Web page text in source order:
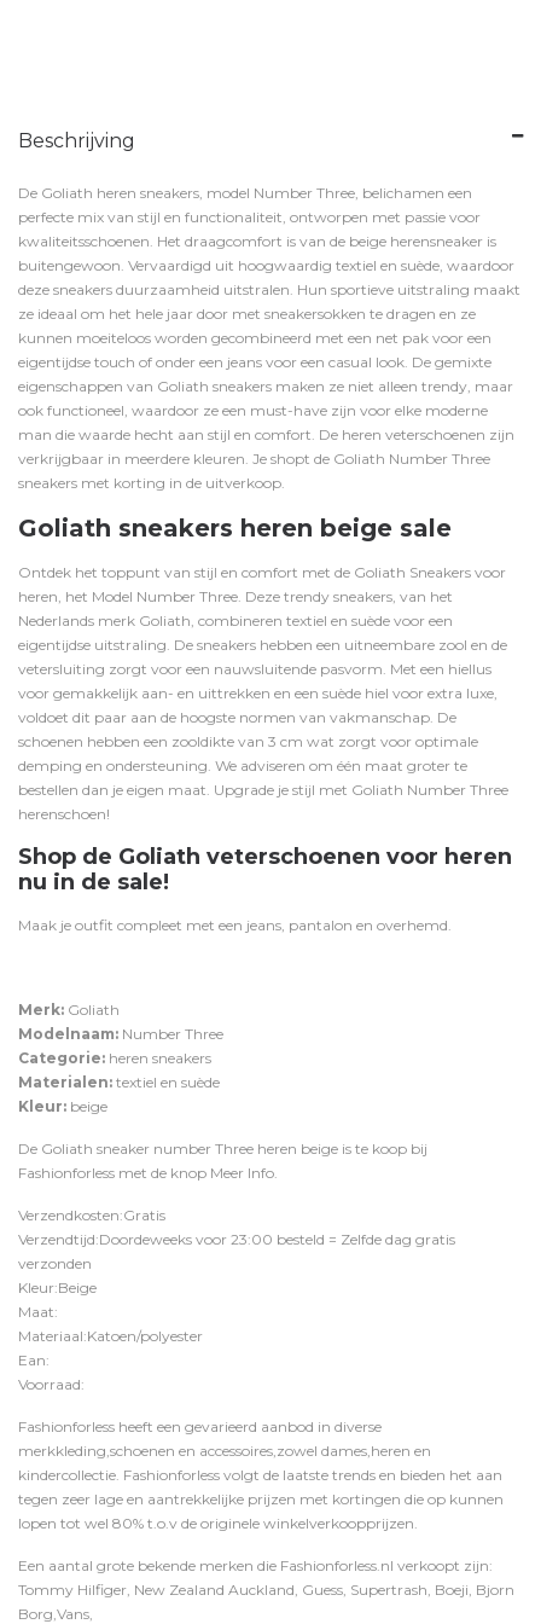
Beschrijving
De Goliath heren sneakers, model Number Three, belichamen een
perfecte mix van stijl en functionaliteit, ontworpen met passie voor
kwaliteitsschoenen. Het draagcomfort is van de beige herensneaker is
buitengewoon. Vervaardigd uit hoogwaardig textiel en suède, waardoor
deze sneakers duurzaamheid uitstralen. Hun sportieve uitstraling maakt
ze ideaal om het hele jaar door met sneakersokken te dragen en ze
kunnen moeiteloos worden gecombineerd met een net pak voor een
eigentijdse touch of onder een jeans voor een casual look. De gemixte
eigenschappen van Goliath sneakers maken ze niet alleen trendy, maar
ook functioneel, waardoor ze een must-have zijn voor elke moderne
man die waarde hecht aan stijl en comfort. De heren veterschoenen zijn
verkrijgbaar in meerdere kleuren. Je shopt de Goliath Number Three
sneakers met korting in de uitverkoop.
Goliath sneakers heren beige sale
Ontdek het toppunt van stijl en comfort met de Goliath Sneakers voor
heren, het Model Number Three. Deze trendy sneakers, van het
Nederlands merk Goliath, combineren textiel en suède voor een
eigentijdse uitstraling. De sneakers hebben een uitneembare zool en de
vetersluiting zorgt voor een nauwsluitende pasvorm. Met een hiellus
voor gemakkelijk aan- en uittrekken en een suède hiel voor extra luxe,
voldoet dit paar aan de hoogste normen van vakmanschap. De
schoenen hebben een zooldikte van 3 cm wat zorgt voor optimale
demping en ondersteuning. We adviseren om één maat groter te
bestellen dan je eigen maat. Upgrade je stijl met Goliath Number Three
herenschoen!
Shop de Goliath veterschoenen voor heren
nu in de sale!
Maak je outfit compleet met een jeans, pantalon en overhemd.
Merk: Goliath
Modelnaam: Number Three
Categorie: heren sneakers
Materialen: textiel en suède
Kleur: beige
De Goliath sneaker number Three heren beige is te koop bij
Fashionforless met de knop Meer Info.
Verzendkosten:Gratis
Verzendtijd:Doordeweeks voor 23:00 besteld = Zelfde dag gratis
verzonden
Kleur:Beige
Maat:
Materiaal:Katoen/polyester
Ean:
Voorraad:
Fashionforless heeft een gevarieerd aanbod in diverse
merkkleding,schoenen en accessoires,zowel dames,heren en
kindercollectie. Fashionforless volgt de laatste trends en bieden het aan
tegen zeer lage en aantrekkelijke prijzen met kortingen die op kunnen
lopen tot wel 80% t.o.v de originele winkelverkoopprijzen.
Een aantal grote bekende merken die Fashionforless.nl verkoopt zijn:
Tommy Hilfiger, New Zealand Auckland, Guess, Supertrash, Boeji, Bjorn
Borg,Vans,